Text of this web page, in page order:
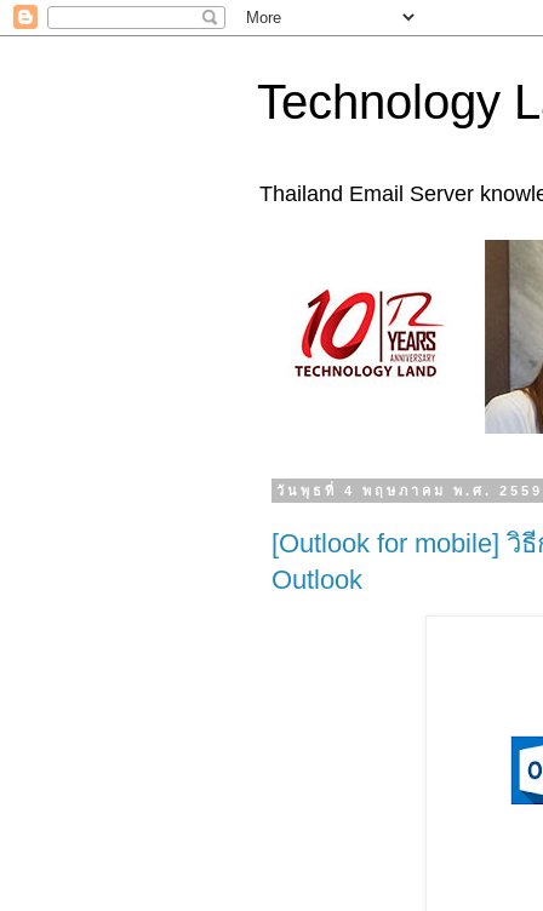
Technology
Thailand Email Server
วันพุธที่ 4 พฤษภาคม พ.ศ. 2559
[Outlook for mobile] วิ
Outlook